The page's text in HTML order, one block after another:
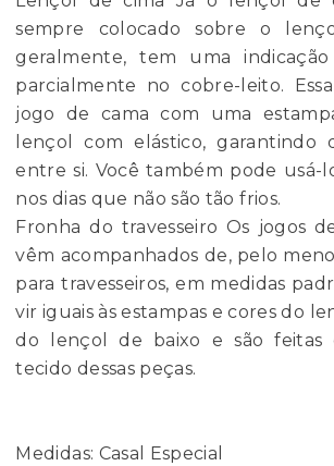
sempre colocado sobre o
geralmente, tem uma
parcialmente no cobre-leito.
jogo de cama com uma
lençol com elástico, garantindo
entre si. Você também pode usá-
nos dias que não são tão frios.
Fronha do travesseiro Os jogos
vêm acompanhados de, pelo
para travesseiros, em medidas
vir iguais às estampas e cores do
do lençol de baixo e são feitas
tecido dessas peças.
Medidas: Casal Especial